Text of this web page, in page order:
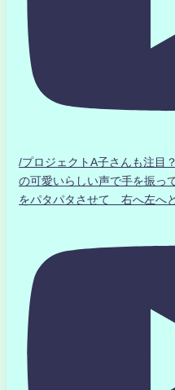
/プロジェクトA子さんも注
の可愛いらしい声で手を振
をパタパタさせて 右へ左へ